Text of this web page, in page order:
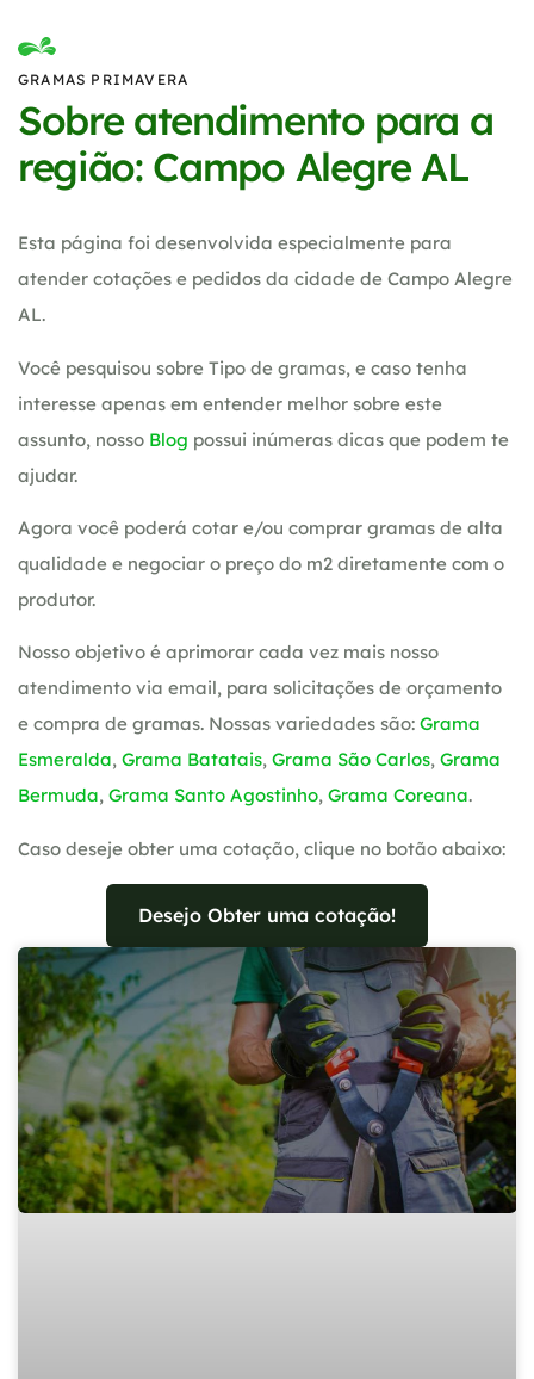
GRAMAS PRIMAVERA
Sobre atendimento para a
região: Campo Alegre AL
Esta página foi desenvolvida especialmente para
atender cotações e pedidos da cidade de Campo Alegre
AL.
Você pesquisou sobre Tipo de gramas, e caso tenha
interesse apenas em entender melhor sobre este
assunto, nosso Blog possui inúmeras dicas que podem te
ajudar.
Agora você poderá cotar e/ou comprar gramas de alta
qualidade e negociar o preço do m2 diretamente com o
produtor.
Nosso objetivo é aprimorar cada vez mais nosso
atendimento via email, para solicitações de orçamento
e compra de gramas. Nossas variedades são: Grama
Esmeralda, Grama Batatais, Grama São Carlos, Grama
Bermuda, Grama Santo Agostinho, Grama Coreana.
Caso deseje obter uma cotação, clique no botão abaixo:
Desejo Obter uma cotação!